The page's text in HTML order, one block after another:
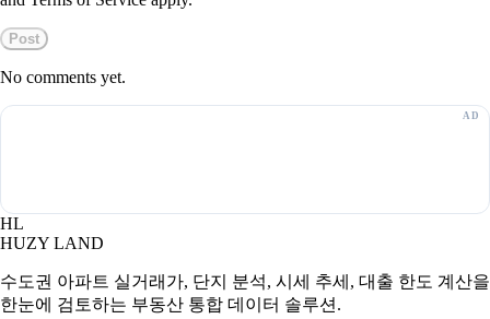
Post
No comments yet.
HL
HUZY LAND
수도권 아파트 실거래가, 단지 분석, 시세 추세, 대출 한도 계산을
한눈에 검토하는 부동산 통합 데이터 솔루션.